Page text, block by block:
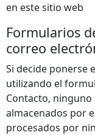
en este sitio web
Formularios
correo
Si decide ponerse
utilizando el
Contacto,
almacenados por
procesados por